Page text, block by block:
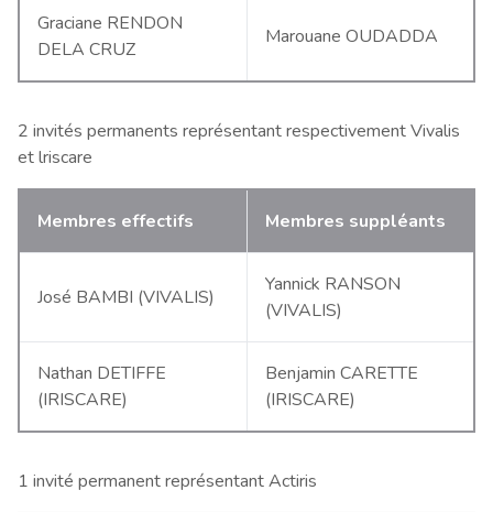
Graciane RENDON
DELA CRUZ
Marouane OUDADDA
2 invités permanents représentant respectivement Vivalis
et lriscare
Membres effectifs Membres suppléants
José BAMBI (VIVALIS)
Yannick RANSON
(VIVALIS)
Nathan DETIFFE
(IRISCARE)
Benjamin CARETTE
(IRISCARE)
1 invité permanent représentant Actiris